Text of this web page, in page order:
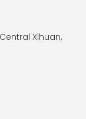
Xihuan,